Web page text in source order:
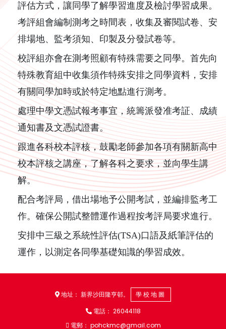
評估方式，讓同學了解學習進度及檢討學習成果。
考評組會編制測考之時間表，收集及審閱試卷、安
排場地、監考須知、印製及分發試卷等。
校評組亦會在測考照顧有特殊需要之同學。首先向
特殊教育組中收集須作特殊安排之同學資料，安排
有關同學加時或於特定地點進行測考。
處理中學文憑試報考事宜，統籌派發准考証、成績
通知書及文憑試證書。
跟進各科校本評核，鼓勵老師參加各項有關新高中
校本評核之講座，了解各科之要求，並向學生講
解。
配合考評局，借出場地予公開考試，並編排監考工
作。確保公開試整體運作過程按考評局要求進行。
安排中三級之系統性評估(TSA)口語及紙筆評估的
運作，以測定各同學基礎知識的學習成效。
地址： 新界沙田隆亨邨。
學校地圖
電話： 26044118
電郵： pohckmc@gmail.com